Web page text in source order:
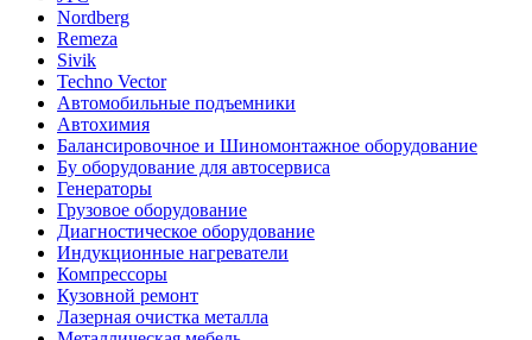
Nordberg
Remeza
Sivik
Techno Vector
Автомобильные подъемники
Автохимия
Балансировочное и Шиномонтажное оборудование
Бу оборудование для автосервиса
Генераторы
Грузовое оборудование
Диагностическое оборудование
Индукционные нагреватели
Компрессоры
Кузовной ремонт
Лазерная очистка металла